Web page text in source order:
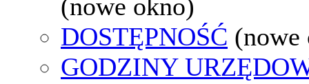
(nowe okno)
DOSTĘPNOŚĆ (nowe
GODZINY